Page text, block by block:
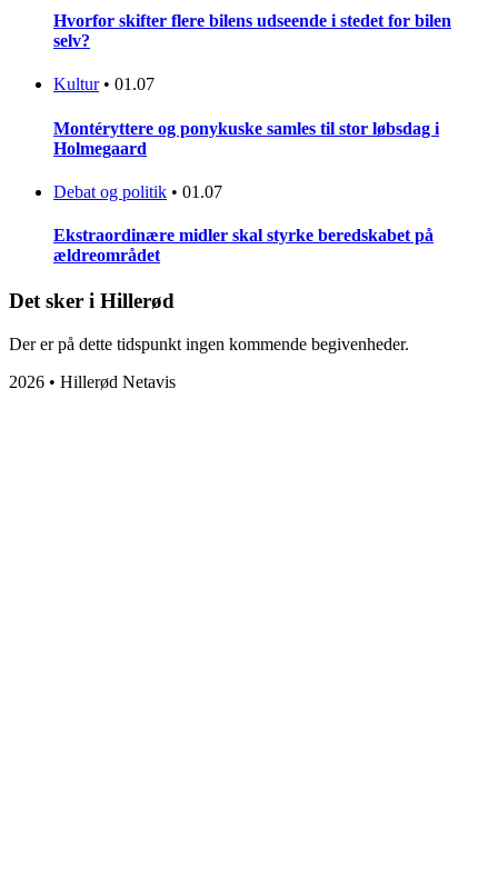
Hvorfor skifter flere bilens udseende i stedet for bilen
selv?
Kultur • 01.07
Montéryttere og ponykuske samles til stor løbsdag i
Holmegaard
Debat og politik • 01.07
Ekstraordinære midler skal styrke beredskabet på
ældreområdet
Det sker i Hillerød
Der er på dette tidspunkt ingen kommende begivenheder.
2026 • Hillerød Netavis